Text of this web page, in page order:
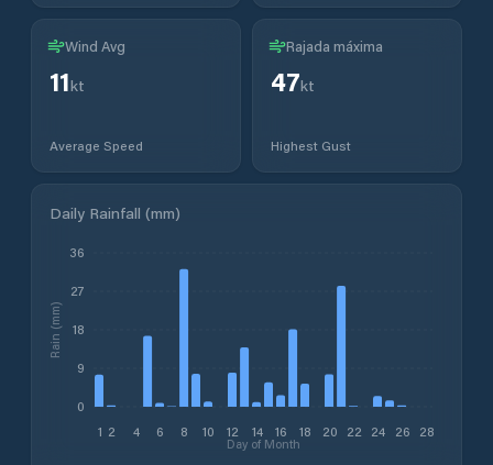
Wind Avg
11kt
Average Speed
Rajada máxima
47kt
Highest Gust
Daily Rainfall (mm)
1 2 4 6 8 10 12 14 16 18 20 22 24 26 28
Day of Month
0
9
18
27
36
Rain (mm)